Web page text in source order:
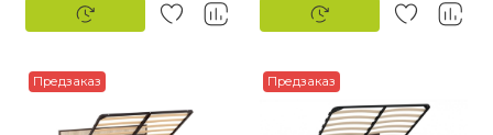
Предзаказ Предзаказ